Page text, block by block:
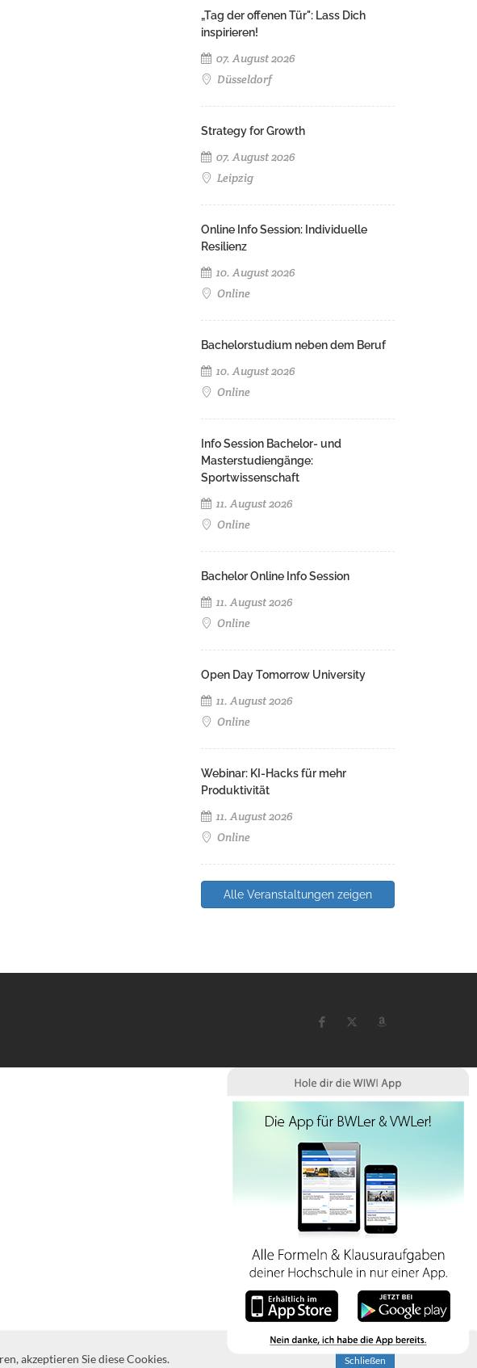
„Tag der offenen Tür": Lass Dich
inspirieren!
07. August 2026
Düsseldorf
Strategy for Growth
07. August 2026
Leipzig
Online Info Session: Individuelle
Resilienz
10. August 2026
Online
Bachelorstudium neben dem Beruf
10. August 2026
Online
Info Session Bachelor- und
Masterstudiengänge:
Sportwissenschaft
11. August 2026
Online
Bachelor Online Info Session
11. August 2026
Online
Open Day Tomorrow University
11. August 2026
Online
Webinar: KI-Hacks für mehr
Produktivität
11. August 2026
Online
Alle Veranstaltungen zeigen
akzeptieren Sie diese Cookies. Schließen